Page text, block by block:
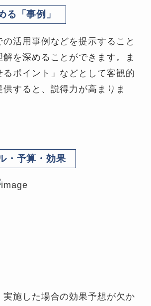
る「事例」
活用事例などを提示すること
を深めることができます。ま
るポイント」などとして客観的
すると、説得力が高まりま
・予算・効果
実施した場合の効果予想が欠か